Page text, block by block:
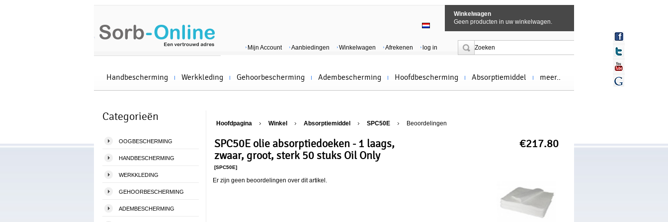
Winkelwagen
Geen producten in uw winkelwagen.
log in
Afrekenen
Winkelwagen
Aanbiedingen
Mijn Account
Handbescherming Werkkleding Gehoorbescherming Adembescherming Hoofdbescherming Absorptiemiddel meer..
Categorieën
OOGBESCHERMING
HANDBESCHERMING
WERKKLEDING
GEHOORBESCHERMING
ADEMBESCHERMING
Hoofdpagina Winkel Absorptiemiddel SPC50E Beoordelingen
SPC50E olie absorptiedoeken - 1 laags,
zwaar, groot, sterk 50 stuks Oil Only
[SPC50E]
€217.80
Er zijn geen beoordelingen over dit artikel.